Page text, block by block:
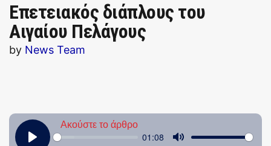
Επετειακός διάπλους του
Αιγαίου Πελάγους
by News Team